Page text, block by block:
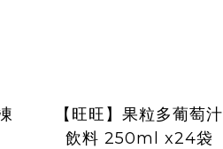
【旺旺】果粒多葡萄汁
飲料 250ml x24袋